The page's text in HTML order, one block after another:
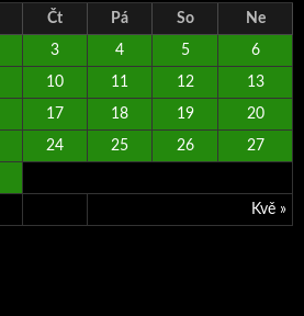
Čt Pá So Ne
Kvě »
3 4 5 6
10 11 12 13
17 18 19 20
24 25 26 27